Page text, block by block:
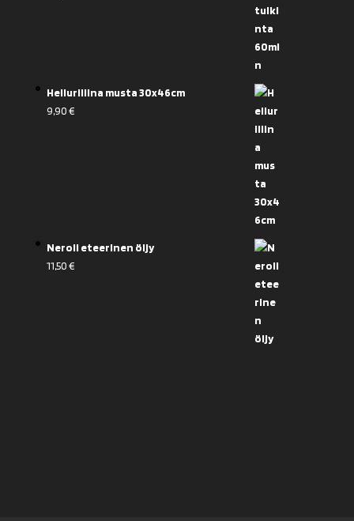
Heiluriliina musta 30x46cm
9,90€
Neroli eteerinen öljy
11,50€